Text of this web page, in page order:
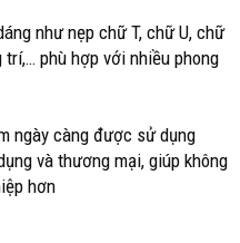
như nẹp chữ T, chữ U, chữ
trí,… phù hợp với nhiều phong
ngày càng được sử dụng
và thương mại, giúp không
hơn